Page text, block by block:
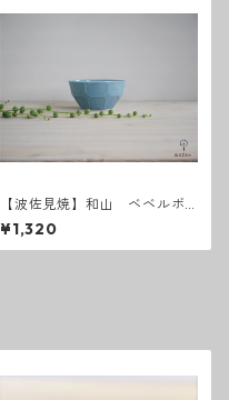
【波佐見焼】和山 ベベルボ
ウル（Ｍ）スカイ
¥1,320